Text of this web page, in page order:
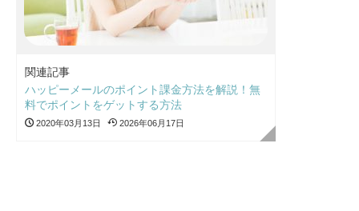
関連記事
ハッピーメールのポイント課金方法を解説！無
料でポイントをゲットする方法
2020年03月13日 2026年06月17日